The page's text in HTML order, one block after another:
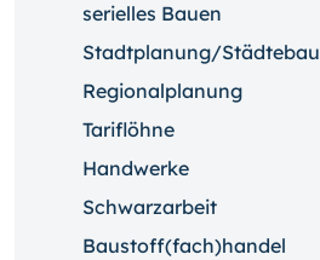
serielles Bauen
Stadtplanung/Städtebau
Regionalplanung
Tariflöhne
Handwerke
Schwarzarbeit
Baustoff(fach)handel